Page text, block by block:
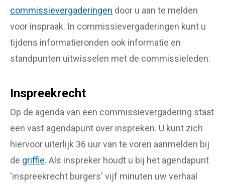
commissievergaderingen door u aan te melden
voor inspraak. In commissievergaderingen kunt u
tijdens informatieronden ook informatie en
standpunten uitwisselen met de commissieleden.
Inspreekrecht
Op de agenda van een commissievergadering staat
een vast agendapunt over inspreken. U kunt zich
hiervoor uiterlijk 36 uur van te voren aanmelden bij
de griffie. Als inspreker houdt u bij het agendapunt
'inspreekrecht burgers' vijf minuten uw verhaal